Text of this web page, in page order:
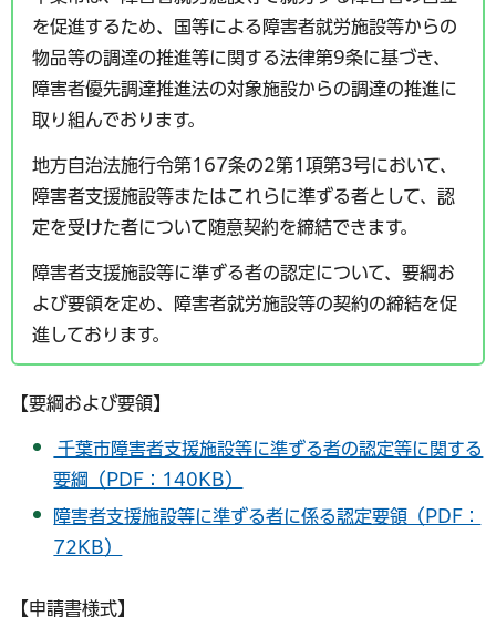
を促進するため、国等による障害者就労施設等からの
物品等の調達の推進等に関する法律第9条に基づき、
障害者優先調達推進法の対象施設からの調達の推進に
取り組んでおります。
地方自治法施行令第167条の2第1項第3号において、
障害者支援施設等またはこれらに準ずる者として、認
定を受けた者について随意契約を締結できます。
障害者支援施設等に準ずる者の認定について、要綱お
よび要領を定め、障害者就労施設等の契約の締結を促
進しております。
【要綱および要領】
千葉市障害者支援施設等に準ずる者の認定等に関する
要綱（PDF：140KB）
障害者支援施設等に準ずる者に係る認定要領（PDF：
72KB）
【申請書様式】